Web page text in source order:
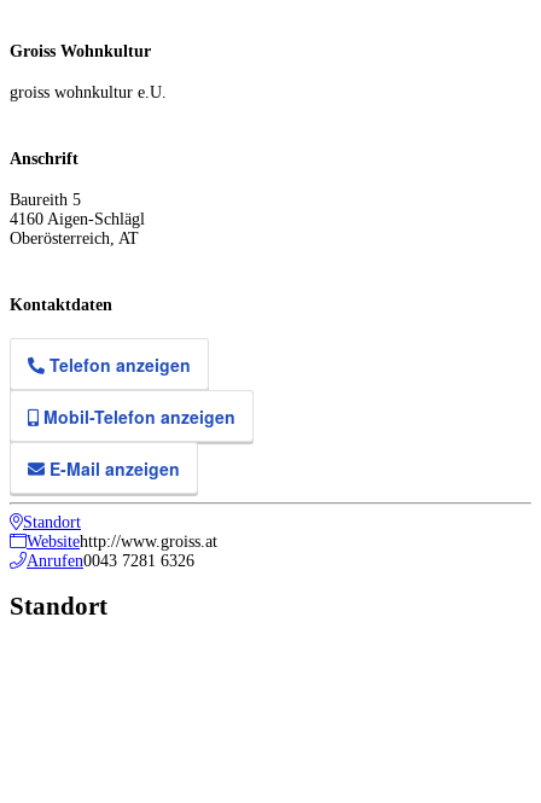
Groiss Wohnkultur
groiss wohnkultur e.U.
Anschrift
Baureith 5
4160 Aigen-Schlägl
Oberösterreich, AT
Kontaktdaten
Telefon anzeigen
Mobil-Telefon anzeigen
E-Mail anzeigen
Standort
Websitehttp://www.groiss.at
Anrufen0043 7281 6326
Standort